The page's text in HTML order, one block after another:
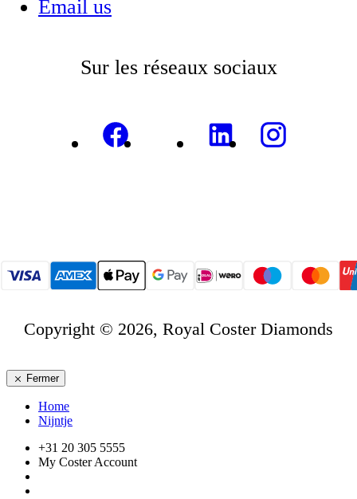
Email us
Sur les réseaux sociaux
Copyright © 2026, Royal Coster Diamonds
Fermer
Home
Nijntje
+31 20 305 5555
My Coster Account